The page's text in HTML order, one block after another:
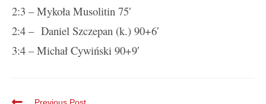
2:3 – Mykoła Musolitin 75′
2:4 – Daniel Szczepan (k.) 90+6′
3:4 – Michał Cywiński 90+9′